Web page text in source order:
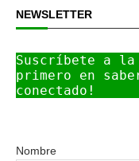
NEWSLETTER
Suscríbete a la
primero en
conectado!
Nombre